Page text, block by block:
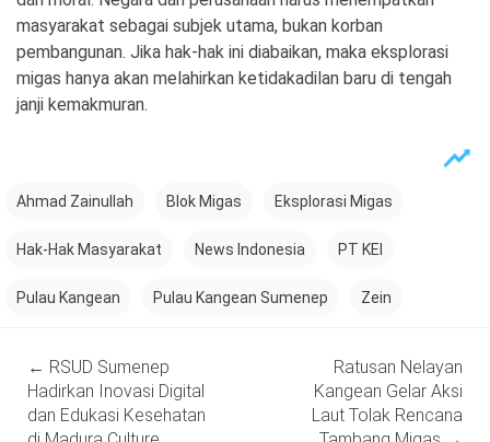
masyarakat sebagai subjek utama, bukan korban
pembangunan. Jika hak-hak ini diabaikan, maka eksplorasi
migas hanya akan melahirkan ketidakadilan baru di tengah
janji kemakmuran.
Ahmad Zainullah Blok Migas Eksplorasi Migas
Hak-Hak Masyarakat News Indonesia PT KEI
Pulau Kangean Pulau Kangean Sumenep Zein
navigation
← RSUD Sumenep
Hadirkan Inovasi Digital
dan Edukasi Kesehatan
Ratusan Nelayan
Kangean Gelar Aksi
Laut Tolak Rencana